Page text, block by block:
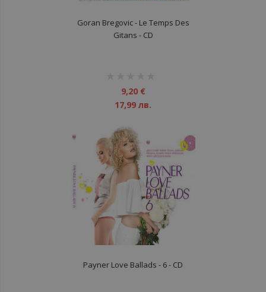
Goran Bregovic ‎- Le Temps Des
Gitans - CD
9,20 €
17,99 лв.
Payner Love Ballads - 6 - CD